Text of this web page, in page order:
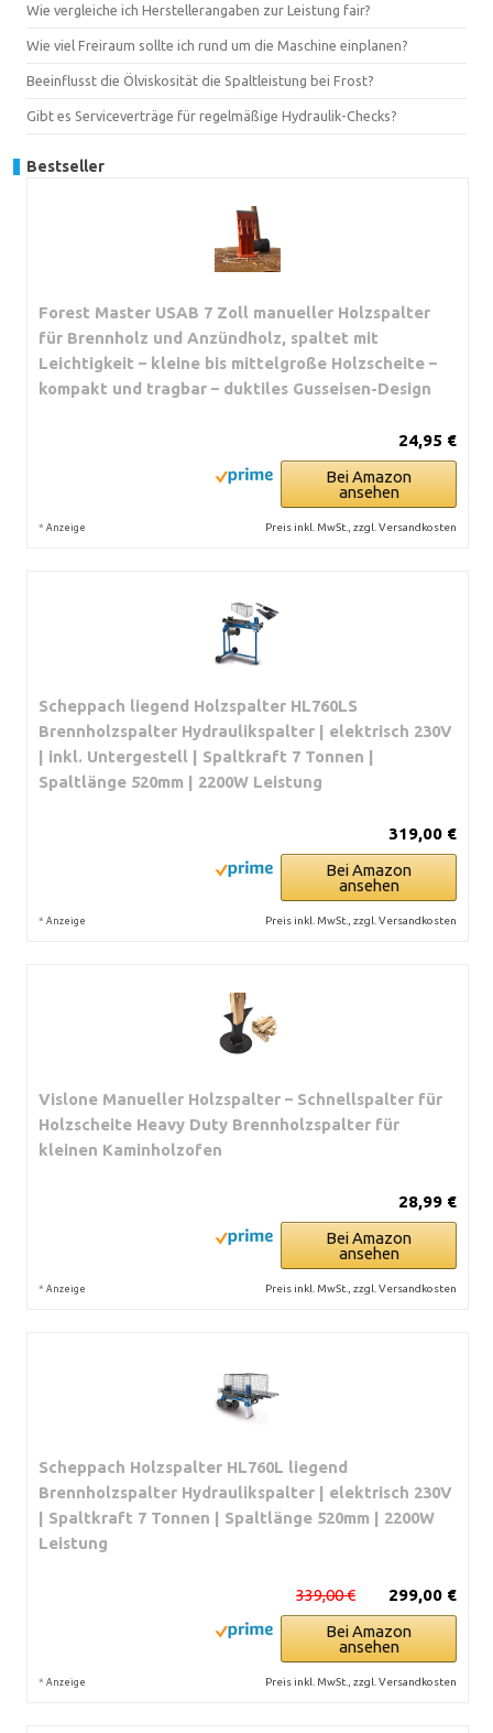
Wie vergleiche ich Herstellerangaben zur Leistung fair?
Wie viel Freiraum sollte ich rund um die Maschine einplanen?
Beeinflusst die Ölviskosität die Spaltleistung bei Frost?
Gibt es Serviceverträge für regelmäßige Hydraulik-Checks?
Bestseller
Forest Master USAB 7 Zoll manueller Holzspalter
für Brennholz und Anzündholz, spaltet mit
Leichtigkeit – kleine bis mittelgroße Holzscheite –
kompakt und tragbar – duktiles Gusseisen-Design
24,95 €
Bei Amazon
ansehen
* Anzeige Preis inkl. MwSt., zzgl. Versandkosten
Scheppach liegend Holzspalter HL760LS
Brennholzspalter Hydraulikspalter | elektrisch 230V
| inkl. Untergestell | Spaltkraft 7 Tonnen |
Spaltlänge 520mm | 2200W Leistung
319,00 €
Bei Amazon
ansehen
* Anzeige Preis inkl. MwSt., zzgl. Versandkosten
Vislone Manueller Holzspalter – Schnellspalter für
Holzscheite Heavy Duty Brennholzspalter für
kleinen Kaminholzofen
28,99 €
Bei Amazon
ansehen
* Anzeige Preis inkl. MwSt., zzgl. Versandkosten
Scheppach Holzspalter HL760L liegend
Brennholzspalter Hydraulikspalter | elektrisch 230V
| Spaltkraft 7 Tonnen | Spaltlänge 520mm | 2200W
Leistung
299,00 €
339,00 €
Bei Amazon
ansehen
* Anzeige Preis inkl. MwSt., zzgl. Versandkosten